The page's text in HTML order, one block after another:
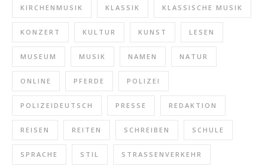
KIRCHENMUSIK KLASSIK KLASSISCHE MUSIK
KONZERT KULTUR KUNST LESEN
MUSEUM MUSIK NAMEN NATUR
ONLINE PFERDE POLIZEI
POLIZEIDEUTSCH PRESSE REDAKTION
REISEN REITEN SCHREIBEN SCHULE
SPRACHE STIL STRASSENVERKEHR